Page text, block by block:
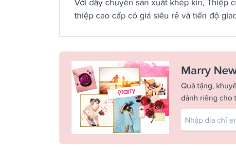
Với dây chuyền sản xuât khép kín, Thiệp
thiệp cao cấp có giá siêu rẻ và tiến độ
Marry
Quà tặng,
dành riêng cho